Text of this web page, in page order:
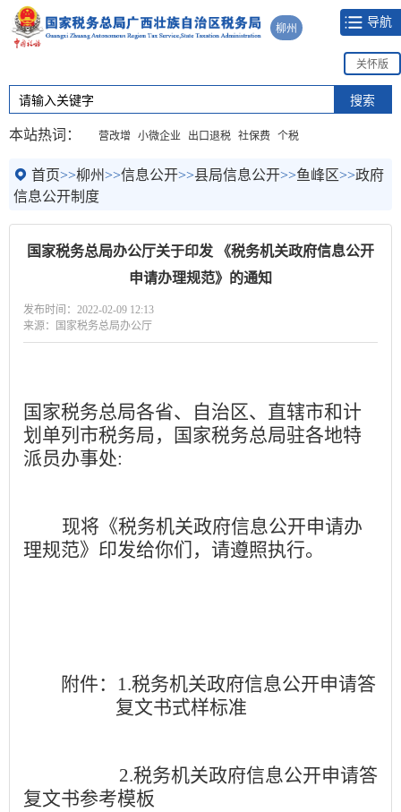
柳州
导航
关怀版
本站热词： 营改增 小微企业 出口退税 社保费 个税
首页>>柳州>>信息公开>>县局信息公开>>鱼峰区>>政府
信息公开制度
国家税务总局办公厅关于印发 《税务机关政府信息公开
申请办理规范》的通知
发布时间：2022-02-09 12:13
来源：国家税务总局办公厅
国家税务总局各省、自治区、直辖市和计
划单列市税务局，国家税务总局驻各地特
派员办事处:
现将《税务机关政府信息公开申请办
理规范》印发给你们，请遵照执行。
附件： 1.税务机关政府信息公开申请答
复文书式样标准
2.税务机关政府信息公开申请答
复文书参考模板